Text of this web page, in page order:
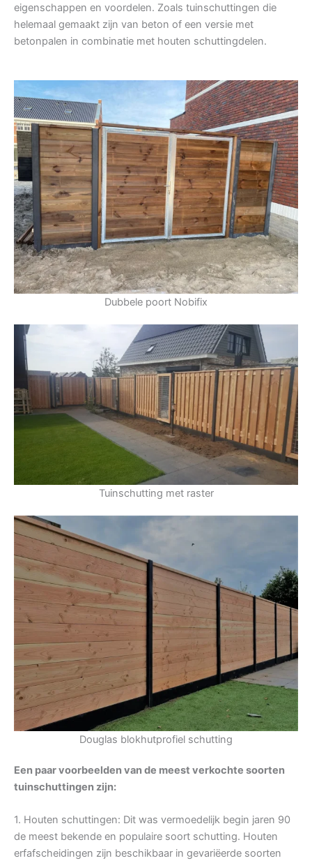
eigenschappen en voordelen. Zoals tuinschuttingen die
helemaal gemaakt zijn van beton of een versie met
betonpalen in combinatie met houten schuttingdelen.
Dubbele poort Nobifix
Tuinschutting met raster
Douglas blokhutprofiel schutting
Een paar voorbeelden van de meest verkochte soorten
tuinschuttingen zijn:
1. Houten schuttingen: Dit was vermoedelijk begin jaren 90
de meest bekende en populaire soort schutting. Houten
erfafscheidingen zijn beschikbaar in gevariëerde soorten